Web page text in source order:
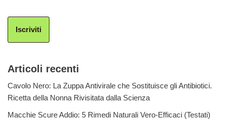
Iscriviti
Articoli recenti
Cavolo Nero: La Zuppa Antivirale che Sostituisce gli Antibiotici.
Ricetta della Nonna Rivisitata dalla Scienza
Macchie Scure Addio: 5 Rimedi Naturali Vero-Efficaci (Testati)